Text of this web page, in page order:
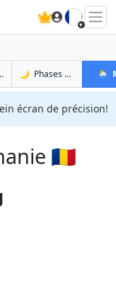
🇫🇷
demain à
🌙 Phases de la Lune à
🌦️
écran de précision!
🇷🇴